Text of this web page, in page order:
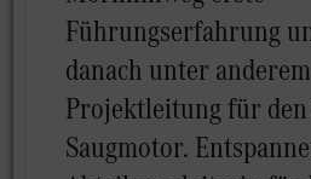
Führungserfahrung
danach unter
Projektleitung für
Saugmotor.